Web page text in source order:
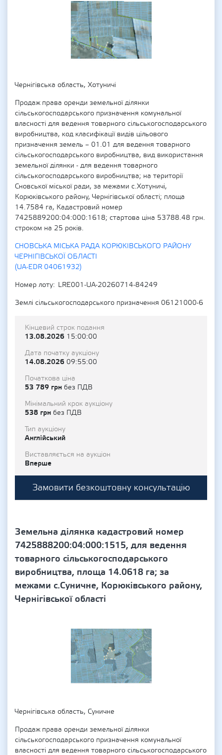
Чернігівська область, Хотуничі
Продаж права оренди земельної ділянки
сільськогосподарського призначення комунальної
власності для ведення товарного сільськогосподарського
виробництва, код класифікації видів цільового
призначення земель – 01.01 для ведення товарного
сільськогосподарського виробництва, вид використання
земельної ділянки - для ведення товарного
сільськогосподарського виробництва; на території
Сновської міської ради, за межами с.Хотуничі,
Корюківського району, Чернігівської області; площа
14.7584 га, Кадастровий номер
7425889200:04:000:1618; стартова ціна 53788.48 грн.
строком на 25 років.
СНОВСЬКА МІСЬКА РАДА КОРЮКІВСЬКОГО РАЙОНУ
ЧЕРНІГІВСЬКОЇ ОБЛАСТІ
(UA-EDR 04061932)
Номер лоту
LRE001-UA-20260714-84249
Землі сільськогосподарського призначення 06121000-6
Кінцевий строк подання
13.08.2026 15:00:00
Дата початку аукціону
14.08.2026 09:55:00
Початкова ціна
53 789 грн без ПДВ
Мінімальний крок аукціону
538 грн без ПДВ
Тип аукціону
Англійський
Виставляється на аукціон
Вперше
Замовити безкоштовну консультацію
Земельна ділянка кадастровий номер
7425888200:04:000:1515, для ведення
товарного сільськогосподарського
виробництва, площа 14.0618 га; за
межами с.Суничне, Корюківського району,
Чернігівської області
Чернігівська область, Суничне
Продаж права оренди земельної ділянки
сільськогосподарського призначення комунальної
власності для ведення товарного сільськогосподарського